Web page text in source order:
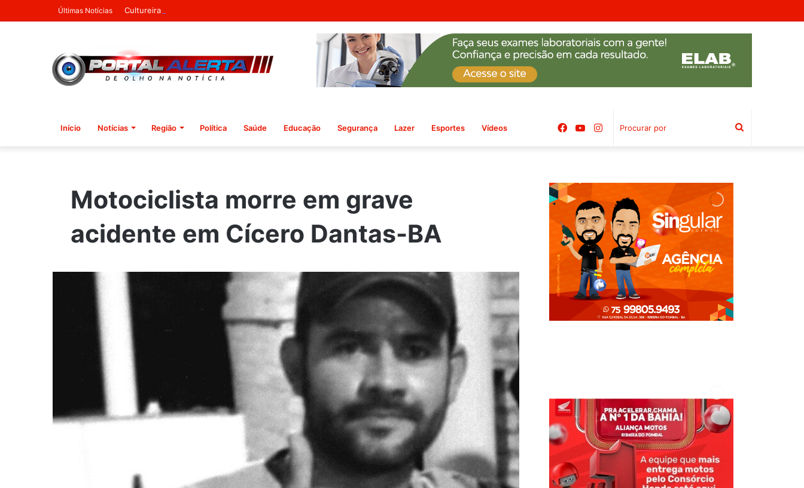
Últimas Notícias Cultureira 2026 abre inscrições e reforça sucesso como um dos maiores eventos culturais de Ribeira do Pombal
Início Notícias Região Política Saúde Educação Segurança Lazer Esportes Vídeos Procurar
Instagram
YouTube
Facebook
Motociclista morre em grave
acidente em Cícero Dantas-BA